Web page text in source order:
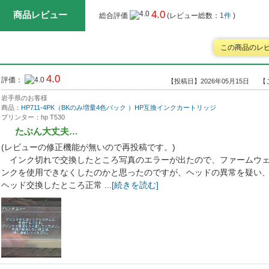
商品レビュー 総合評価 4.0 (レビュー総数： 1件 )
この商品のレ
評価： 4.0 【投稿日】2026年05月15日
岩手県のお客様
商品： HP711-4PK（BKのみ増量4色パック ）HP互換インクカートリッジ
プリンター：hp T530
たぶん大丈夫…
(レビューの修正機能が無いので再投稿です。)
インク切れで交換したところ写真のエラーが出たので、ファームウ
ンクを使用できなくしたのかと思ったのですが、ヘッドの異常を疑い
ヘッド交換したところ正常 ... [続きを読む]